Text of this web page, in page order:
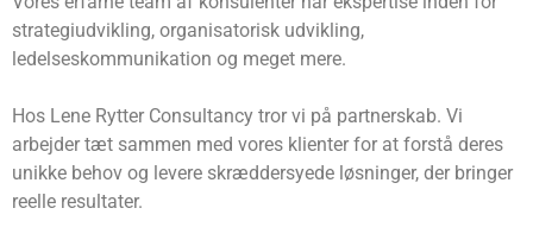
strategiudvikling, organisatorisk udvikling,
ledelseskommunikation og meget mere.
Hos Lene Rytter Consultancy tror vi på partnerskab. Vi
arbejder tæt sammen med vores klienter for at forstå deres
unikke behov og levere skræddersyede løsninger, der bringer
reelle resultater.